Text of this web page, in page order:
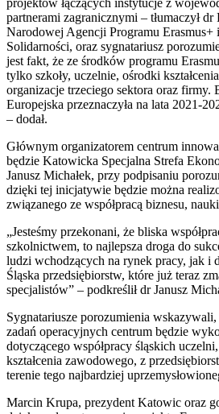
partnerami zagranicznymi – tłumaczył
Narodowej Agencji Programu Erasmus+
Solidarności, oraz sygnatariusz
jest fakt, że ze środków programu
tylko szkoły, uczelnie, ośrodki
organizacje trzeciego sektora oraz firmy.
Europejska przeznaczyła na lata 2021-
– dodał.
Głównym organizatorem centrum
będzie Katowicka Specjalna Strefa
Janusz Michałek, przy podpisaniu
dzięki tej inicjatywie będzie można
związanego ze współpracą biznesu,
„Jesteśmy przekonani, że bliska
szkolnictwem, to najlepsza droga do
ludzi wchodzących na rynek pracy, jak i
Śląska przedsiębiorstw, które już teraz
specjalistów” – podkreślił dr Janusz
Sygnatariusze porozumienia
zadań operacyjnych centrum będzie
dotyczącego współpracy śląskich
kształcenia zawodowego, z
terenie tego najbardziej
Marcin Krupa, prezydent Katowic oraz